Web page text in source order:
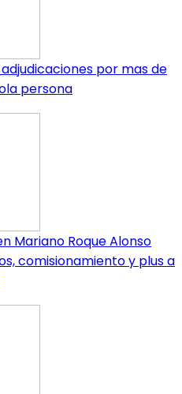
por mas de
persona
Mariano Roque Alonso
comisionamiento y plus a